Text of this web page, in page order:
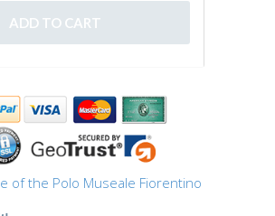
DEUTSCH
of the Polo Museale Fiorentino